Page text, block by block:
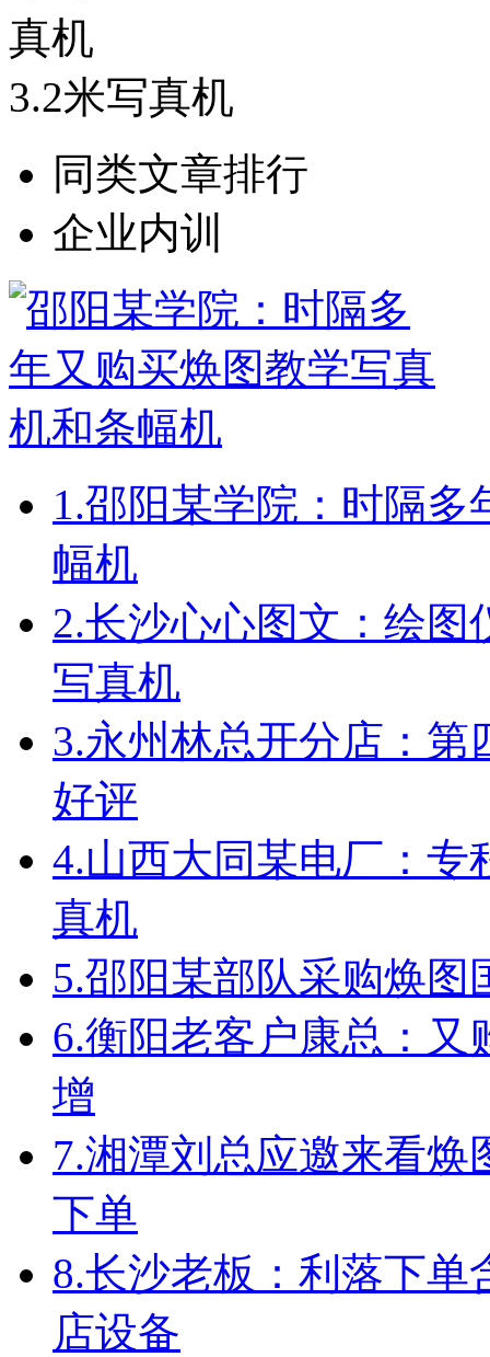
3.2米写真机
同类文章排行
企业内训
1.邵阳某学院：时隔多
幅机
2.长沙心心图文：绘图
写真机
3.永州林总开分店：第
好评
4.山西大同某电厂：专
真机
5.邵阳某部队采购焕图
6.衡阳老客户康总：又
增
7.湘潭刘总应邀来看焕
下单
8.长沙老板：利落下单
店设备